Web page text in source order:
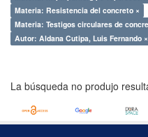
Materia: Resistencia del concreto ×
Materia: Testigos circulares de
Autor: Aldana Cutipa, Luis Fernando ×
La búsqueda no produjo